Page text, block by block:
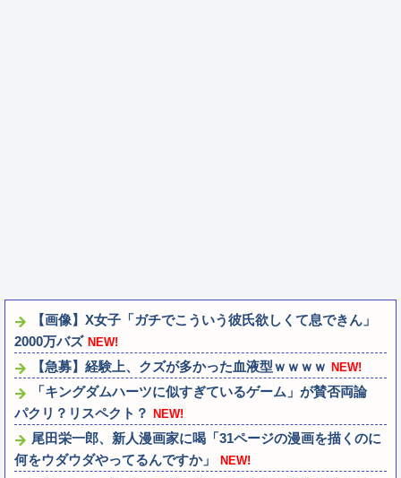
【画像】X女子「ガチでこういう彼氏欲しくて息できん」
2000万バズ NEW!
【急募】経験上、クズが多かった血液型ｗｗｗｗ NEW!
「キングダムハーツに似すぎているゲーム」が賛否両論
パクリ？リスペクト？
NEW!
尾田栄一郎、新人漫画家に喝「31ページの漫画を描くのに
何をウダウダやってるんですか」
NEW!